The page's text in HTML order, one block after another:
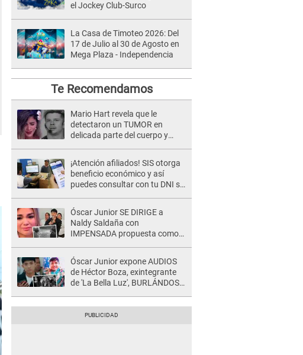
el Jockey Club-Surco
La Casa de Timoteo 2026: Del
17 de Julio al 30 de Agosto en
Mega Plaza - Independencia
Te Recomendamos
Mario Hart revela que le
detectaron un TUMOR en
delicada parte del cuerpo y
¡Atención afiliados! SIS otorga
beneficio económico y así
puedes consultar con tu DNI si
Óscar Junior SE DIRIGE a
Naldy Saldaña con
IMPENSADA propuesta como
denuncia: "Otro tipo de ley..."
Óscar Junior expone AUDIOS
de Héctor Boza, exintegrante
de 'La Bella Luz', BURLÁNDOSE